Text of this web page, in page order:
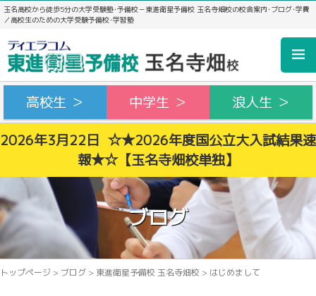
玉名高校から徒歩5分の大学受験塾･予備校－東進衛星予備校 玉名寺畑校の校舎案内･ブログ･学費
／高校生のための大学受験予備校･学習塾
高校生 ＞ 中学生 ＞
浪人生 ＞
2026年3月22日 ☆★2026年度国公立大入試結果速
報★☆【玉名寺畑校単独】
ブログ
トップページ > ブログ > 東進衛星予備校 玉名寺畑校 > はじめまして